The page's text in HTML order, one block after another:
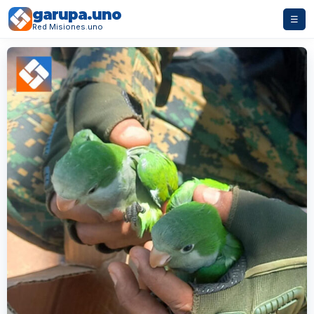
garupa.uno
Red Misiones.uno
☰